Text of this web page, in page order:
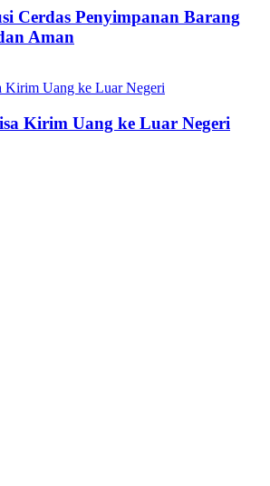
Cerdas Penyimpanan Barang
Aman
Kirim Uang ke Luar Negeri